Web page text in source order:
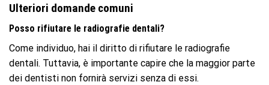
Ulteriori domande comuni
Posso rifiutare le radiografie dentali?
Come individuo, hai il diritto di rifiutare le radiografie
dentali. Tuttavia, è importante capire che la maggior parte
dei dentisti non fornirà servizi senza di essi.